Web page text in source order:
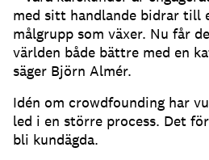
med sitt handlande bidrar till
målgrupp som växer. Nu får
världen både bättre med en
säger Björn Almér.
Idén om crowdfounding har
led i en större process. Det
bli kundägda.